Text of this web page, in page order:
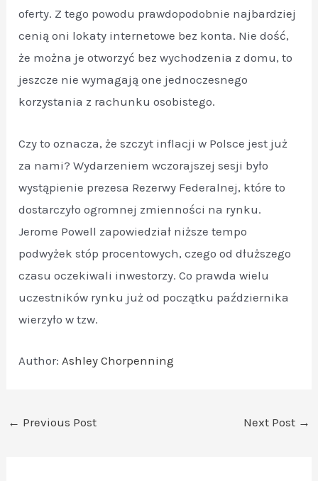
oferty. Z tego powodu prawdopodobnie najbardziej
cenią oni lokaty internetowe bez konta. Nie dość,
że można je otworzyć bez wychodzenia z domu, to
jeszcze nie wymagają one jednoczesnego
korzystania z rachunku osobistego.
Czy to oznacza, że szczyt inflacji w Polsce jest już
za nami? Wydarzeniem wczorajszej sesji było
wystąpienie prezesa Rezerwy Federalnej, które to
dostarczyło ogromnej zmienności na rynku.
Jerome Powell zapowiedział niższe tempo
podwyżek stóp procentowych, czego od dłuższego
czasu oczekiwali inwestorzy. Co prawda wielu
uczestników rynku już od początku października
wierzyło w tzw.
Author: Ashley Chorpenning
← Previous Post Next Post →